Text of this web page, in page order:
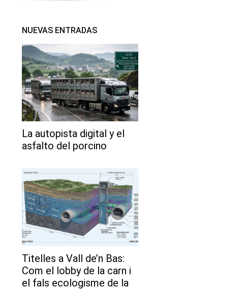
NUEVAS ENTRADAS
La autopista digital y el
asfalto del porcino
Titelles a Vall de’n Bas:
Com el lobby de la carn i
el fals ecologisme de la